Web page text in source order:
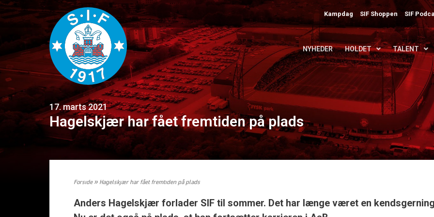
Kampdag SIF Shoppen SIF
NYHEDER HOLDET TALENT
17. marts 2021
Hagelskjær har fået fremtiden på plads
Forside» Hagelskjær har fået fremtiden på plads
Anders Hagelskjær forlader SIF til sommer. Det har længe været en